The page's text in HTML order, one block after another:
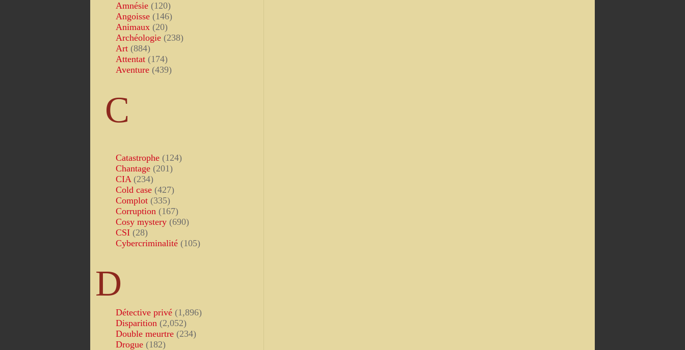
Amnésie (120)
Angoisse (146)
Animaux (20)
Archéologie (238)
Art (884)
Attentat (174)
Aventure (439)
C
Catastrophe (124)
Chantage (201)
CIA (234)
Cold case (427)
Complot (335)
Corruption (167)
Cosy mystery (690)
CSI (28)
Cybercriminalité (105)
D
Détective privé (1,896)
Disparition (2,052)
Double meurtre (234)
Drogue (182)